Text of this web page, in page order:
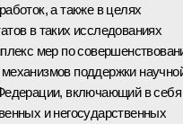
а также в целях
в таких исследованиях
мер по
поддержки
включающий в себя
и негосударственных